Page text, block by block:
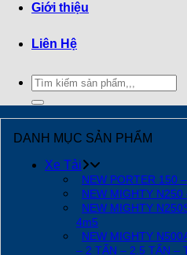
Giới thiệu
Liên Hệ
Tìm
kiếm:
DANH MỤC SẢN PHẨM
Xe Tải
NEW PORTER 150
NEW MIGHTY
NEW MIGHTY
4m5
NEW MIGHTY
– 2 TẤN – 2.5 TẤN –